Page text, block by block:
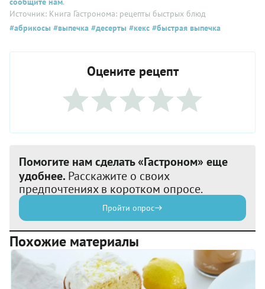
Источник: Книга Гастронома: рецепты быстрых блюд
#абрикосы #выпечка #десерты #кекс #быстрая выпечка
Оцените рецепт
Помогите нам сделать «Гастроном» еще
удобнее. Расскажите о своих
предпочтениях в коротком опросе.
Пройти опрос
Похожие материалы